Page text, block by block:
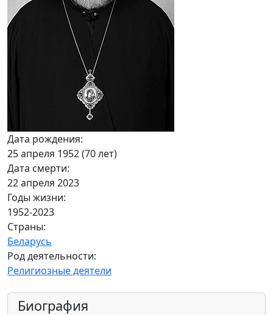
Дата рождения:
25 апреля 1952 (70 лет)
Дата смерти:
22 апреля 2023
Годы жизни:
1952-2023
Страны:
Беларусь
Род деятельности:
Религиозные деятели
Биография